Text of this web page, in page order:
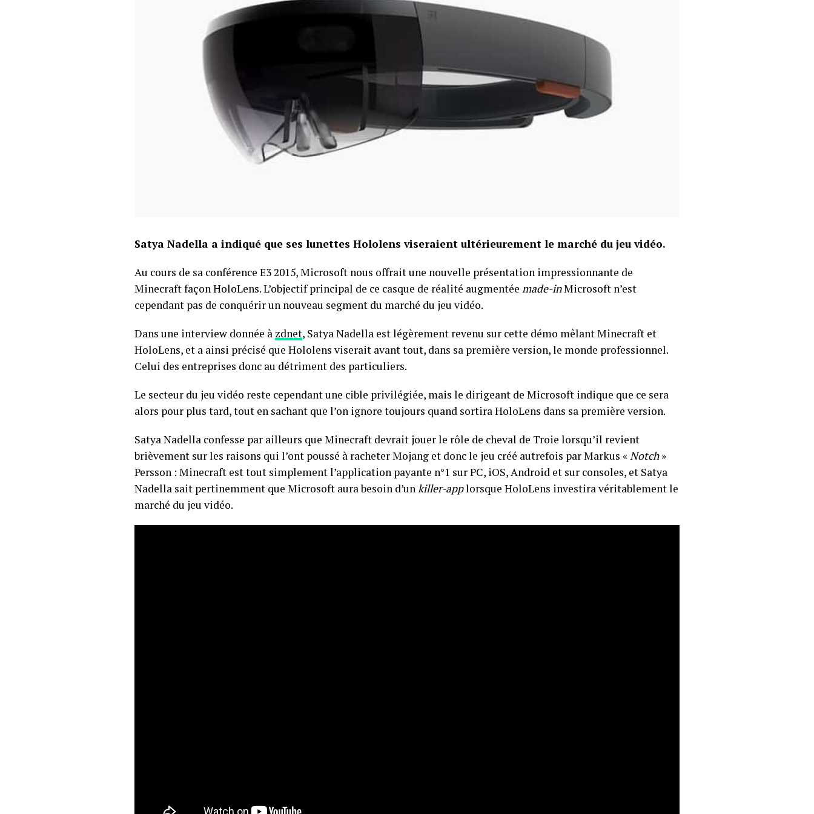
Satya Nadella a indiqué que ses lunettes Hololens viseraient ultérieurement le marché du jeu vidéo.
Au cours de sa conférence E3 2015, Microsoft nous offrait une nouvelle présentation impressionnante de
Minecraft façon HoloLens. L’objectif principal de ce casque de réalité augmentée made-inMicrosoft n’est
cependant pas de conquérir un nouveau segment du marché du jeu vidéo.
Dans une interview donnée à zdnet, Satya Nadella est légèrement revenu sur cette démo mêlant Minecraft et
HoloLens, et a ainsi précisé que Hololens viserait avant tout, dans sa première version, le monde professionnel.
Celui des entreprises donc au détriment des particuliers.
Le secteur du jeu vidéo reste cependant une cible privilégiée, mais le dirigeant de Microsoft indique que ce sera
alors pour plus tard, tout en sachant que l’on ignore toujours quand sortira HoloLens dans sa première version.
Satya Nadella confesse par ailleurs que Minecraft devrait jouer le rôle de cheval de Troie lorsqu’il revient
brièvement sur les raisons qui l’ont poussé à racheter Mojang et donc le jeu créé autrefois par Markus «Notch»
Persson : Minecraft est tout simplement l’application payante n°1 sur PC, iOS, Android et sur consoles, et Satya
Nadella sait pertinemment que Microsoft aura besoin d’unkiller-applorsque HoloLens investira véritablement le
marché du jeu vidéo.